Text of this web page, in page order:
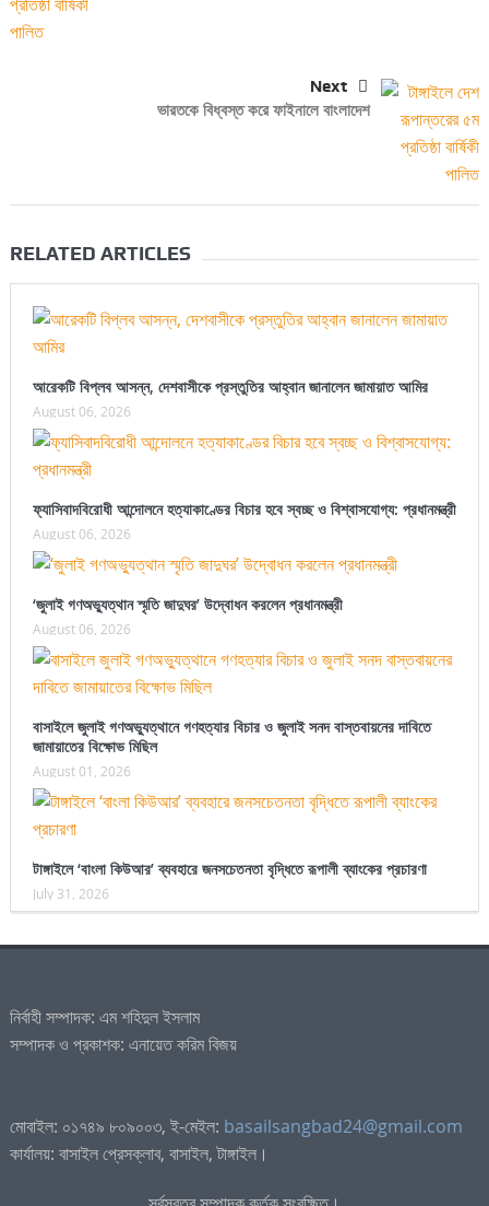
Next
ভারতকে বিধ্বস্ত করে ফাইনালে বাংলাদেশ
RELATED ARTICLES
আরেকটি বিপ্লব আসন্ন, দেশবাসীকে প্রস্তুতির আহ্বান জানালেন জামায়াত আমির
August 06, 2026
ফ্যাসিবাদবিরোধী আন্দোলনে হত্যাকাণ্ডের বিচার হবে স্বচ্ছ ও বিশ্বাসযোগ্য: প্রধানমন্ত্রী
August 06, 2026
‘জুলাই গণঅভ্যুত্থান স্মৃতি জাদুঘর’ উদ্বোধন করলেন প্রধানমন্ত্রী
August 06, 2026
বাসাইলে জুলাই গণঅভ্যুত্থানে গণহত্যার বিচার ও জুলাই সনদ বাস্তবায়নের দাবিতে
জামায়াতের বিক্ষোভ মিছিল
August 01, 2026
টাঙ্গাইলে ‘বাংলা কিউআর’ ব্যবহারে জনসচেতনতা বৃদ্ধিতে রূপালী ব্যাংকের প্রচারণা
July 31, 2026
নির্বাহী সম্পাদক: এম শহিদুল ইসলাম
সম্পাদক ও প্রকাশক: এনায়েত করিম বিজয়
মোবাইল: ০১৭৪৯ ৮০৯০০৩, ই-মেইল: basailsangbad24@gmail.com
কার্যালয়: বাসাইল প্রেসক্লাব, বাসাইল, টাঙ্গাইল।